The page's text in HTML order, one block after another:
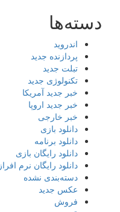
دسته‌ها
اندروید
پردازنده جدید
تبلت جدید
تکنولوژی جدید
خبر جدید آمریکا
خبر جدید اروپا
خبر خارجی
دانلود بازی
دانلود برنامه
دانلود رایگان بازی
دانلود رایگان نرم افراز
دسته‌بندی نشده
عکس جدید
فروش